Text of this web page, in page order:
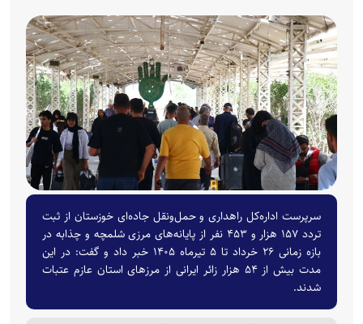
سرپرست اداره‌کل راهداری و حمل‌ونقل جاده‌ای خوزستان از ثبت
تردد ۱۵۷ هزار و ۴۵۳ نفر از پایانه‌های مرزی شلمچه و چذابه در
بازه زمانی ۲۶ خرداد تا ۵ تیرماه ۱۴۰۵ خبر داد و گفت: در این
مدت بیش از ۵۴ هزار زائر ایرانی از مرز‌های استان عازم عتبات
شدند.